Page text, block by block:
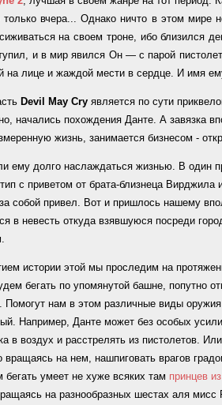
только вчера... Однако ничто в этом мире
на своем троне, ибо близился
и в мир явился Он — с парой
на лице и жаждой мести в сердце. И имя
Devil May Cry является по сути
начались похождения Данте. А завязка
жизнь, занимается бизнесом -
ему долго наслаждаться жизнью. В один
с приветом от брата-близнеца Вирджила
собой привел. Вот и пришлось нашему
в невесть откуда взявшуюся посреди
истории этой мы проследим на
бегать по упомянутой башне, попутно
Помогут нам в этом различные виды
Например, Данте может без особых
в воздух и расстрелять из пистолетов.
вращаясь на нем, нашпиговать врагов
бегать умеет не хуже всяких там принцев
на разнообразных шестах аля